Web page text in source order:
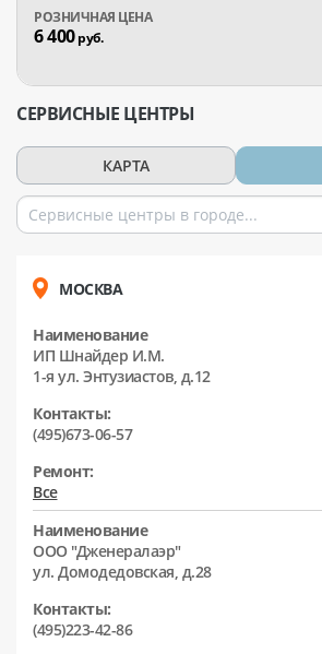
6 400руб.
СЕРВИСНЫЕ ЦЕНТРЫ
КАРТА
МОСКВА
Наименование
ИП Шнайдер И.М.
1-я ул. Энтузиастов, д.12
Контакты:
(495)673-06-57
Ремонт:
Все
Наименование
ООО "Дженералаэр"
ул. Домодедовская, д.28
Контакты:
(495)223-42-86